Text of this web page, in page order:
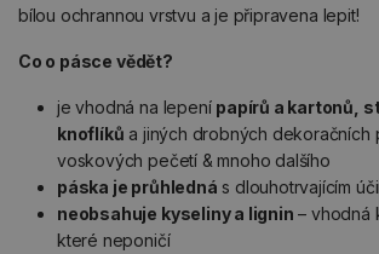
bílou ochrannou vrstvu a je připravena lepit!
Co o pásce vědět?
je vhodná na lepení papírů a kartonů,
knoflíků a jiných drobných dekoračních
voskových pečetí & mnoho dalšího
páska je průhledná s dlouhotrvajícím
neobsahuje kyseliny a lignin – vhodná
které neponičí